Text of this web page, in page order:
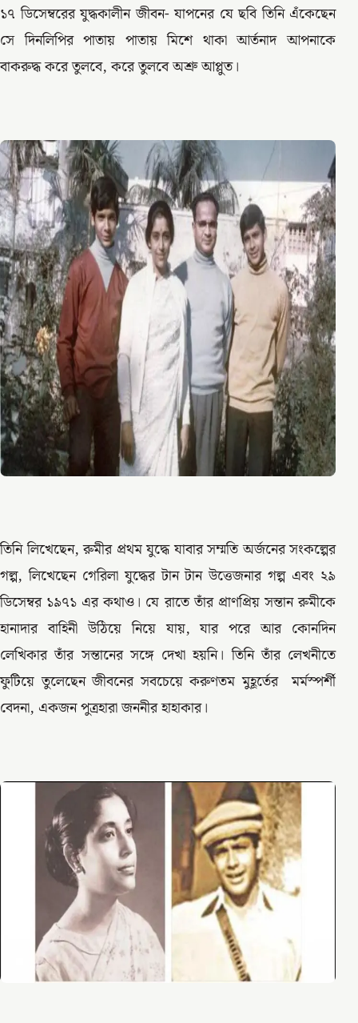
১৭ ডিসেম্বরের যুদ্ধকালীন জীবন- যাপনের যে ছবি তিনি এঁকেছেন
সে দিনলিপির পাতায় পাতায় মিশে থাকা আর্তনাদ আপনাকে
বাকরুদ্ধ করে তুলবে, করে তুলবে অশ্রু আপ্লুত।
তিনি লিখেছেন, রুমীর প্রথম যুদ্ধে যাবার সম্মতি অর্জনের সংকল্পের
গল্প, লিখেছেন গেরিলা যুদ্ধের টান টান উত্তেজনার গল্প এবং ২৯
ডিসেম্বর ১৯৭১ এর কথাও। যে রাতে তাঁর প্রাণপ্রিয় সন্তান রুমীকে
হানাদার বাহিনী উঠিয়ে নিয়ে যায়, যার পরে আর কোনদিন
লেখিকার তাঁর সন্তানের সঙ্গে দেখা হয়নি। তিনি তাঁর লেখনীতে
ফুটিয়ে তুলেছেন জীবনের সবচেয়ে করুণতম মুহূর্তের মর্মস্পর্শী
বেদনা, একজন পুত্রহারা জননীর হাহাকার।